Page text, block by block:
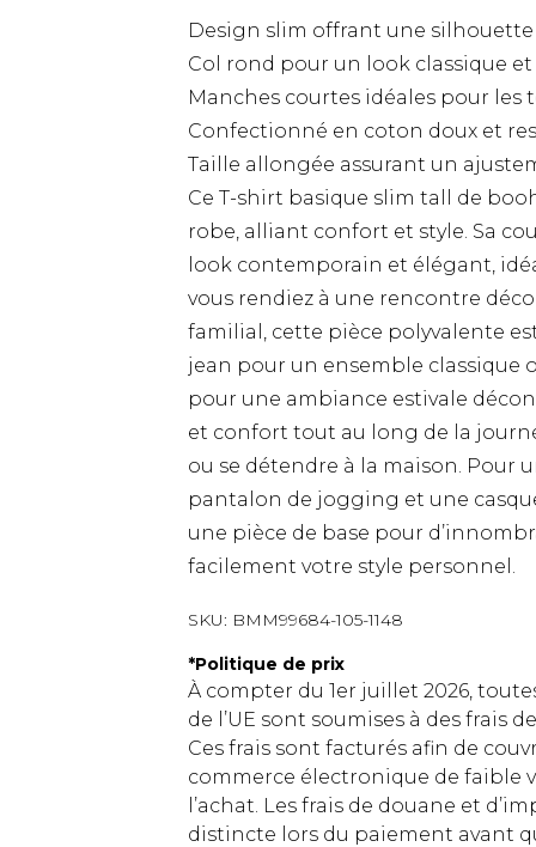
Design slim offrant une
Col rond pour un look classique
Manches courtes idéales pour les
Confectionné en coton doux et
Taille allongée assurant un
Ce T-shirt basique slim tall de
robe, alliant confort et style. Sa
look contemporain et élégant,
vous rendiez à une rencontre
familial, cette pièce polyvalente
jean pour un ensemble classique
pour une ambiance estivale
et confort tout au long de la
ou se détendre à la maison. Pour
pantalon de jogging et une
une pièce de base pour
facilement votre style personnel.
SKU: BMM99684-105-1148
*Politique de prix
À compter du 1er juillet 2026,
de l’UE sont soumises à des frais
Ces frais sont facturés afin de
commerce électronique de faible
l’achat. Les frais de douane et
distincte lors du paiement avant